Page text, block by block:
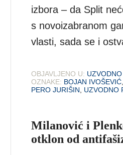
izbora – da Split
s novoizabranom
vlasti, sada se i
OBJAVLJENO U:
OZNAKE: BOJAN IVOŠEVIĆ,
PERO JURIŠIN, UZVODNO
Milanović i
otklon od